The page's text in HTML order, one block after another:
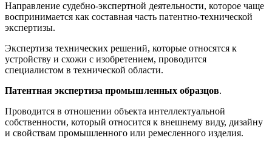
Направление судебно-экспертной деятельности, которое чаще
воспринимается как составная часть патентно-технической
экспертизы.
Экспертиза технических решений, которые относятся к
устройству и схожи с изобретением, проводится
специалистом в технической области.
Патентная экспертиза промышленных образцов.
Проводится в отношении объекта интеллектуальной
собственности, который относится к внешнему виду, дизайну
и свойствам промышленного или ремесленного изделия.